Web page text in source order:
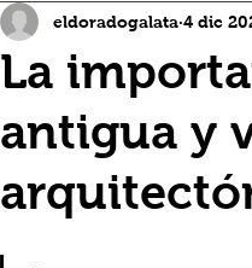
La
antigua y
eldoradogalata 4 dic